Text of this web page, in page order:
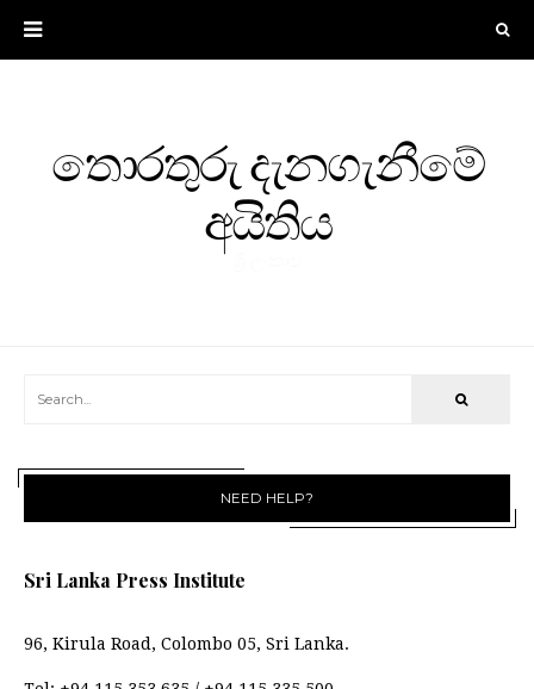
තොරතුරු දැනගැනීමේ
අයිතිය
NEED HELP?
Sri Lanka Press Institute
96, Kirula Road, Colombo 05, Sri Lanka.